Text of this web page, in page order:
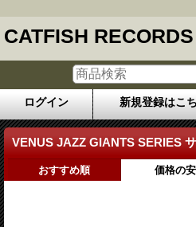
CATFISH RECORDS
ログイン 新規登録はこ
VENUS JAZZ GIANTS SERIES
おすすめ順 価格の